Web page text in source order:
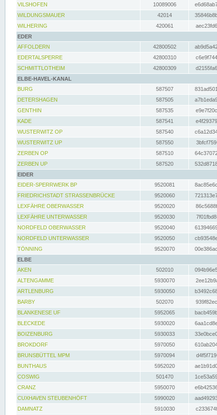
VILSHOFEN
10089006
WILDUNGSMAUER
42014
WILHERING
420061
EDER
AFFOLDERN
42800502
EDERTALSPERRE
42800310
SCHMITTLOTHEIM
42800309
ELBE-HAVEL-KANAL
BURG
587507
DETERSHAGEN
587505
GENTHIN
587535
KADE
587541
WUSTERWITZ OP
587540
WUSTERWITZ UP
587550
ZERBEN OP
587510
ZERBEN UP
587520
EIDER
EIDER-SPERRWERK BP
9520081
FRIEDRICHSTADT STRASSENBRÜCKE
9520060
LEXFÄHRE OBERWASSER
9520020
LEXFÄHRE UNTERWASSER
9520030
NORDFELD OBERWASSER
9520040
NORDFELD UNTERWASSER
9520050
TÖNNING
9520070
ELBE
AKEN
502010
ALTENGAMME
5930070
ARTLENBURG
5930050
BARBY
502070
BLANKENESE UF
5952065
BLECKEDE
5930020
BOIZENBURG
5930033
BROKDORF
5970050
BRUNSBÜTTEL MPM
5970094
BUNTHAUS
5952020
COSWIG
501470
CRANZ
5950070
CUXHAVEN STEUBENHÖFT
5990020
DAMNATZ
5910030